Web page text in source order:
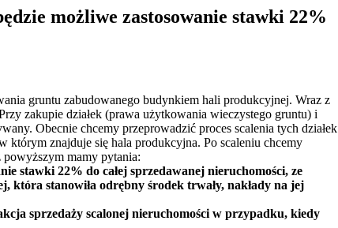
możliwe zastosowanie stawki 22%
gruntu zabudowanego budynkiem hali produkcyjnej. Wraz z
zakupie działek (prawa użytkowania wieczystego gruntu) i
Obecnie chcemy przeprowadzić proces scalenia tych działek
znajduje się hala produkcyjna. Po scaleniu chcemy
mamy pytania:
stawki 22% do całej sprzedawanej nieruchomości, ze
stanowiła odrębny środek trwały, nakłady na jej
sprzedaży scalonej nieruchomości w przypadku, kiedy